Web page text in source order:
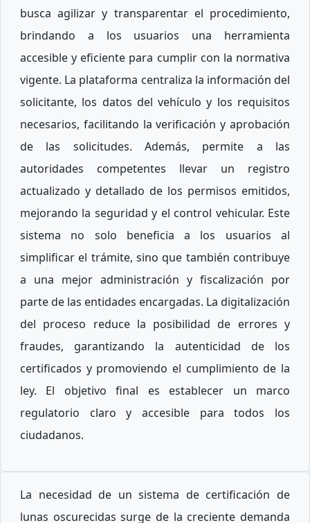
busca agilizar y transparentar el procedimiento,
brindando a los usuarios una herramienta
accesible y eficiente para cumplir con la normativa
vigente. La plataforma centraliza la información del
solicitante, los datos del vehículo y los requisitos
necesarios, facilitando la verificación y aprobación
de las solicitudes. Además, permite a las
autoridades competentes llevar un registro
actualizado y detallado de los permisos emitidos,
mejorando la seguridad y el control vehicular. Este
sistema no solo beneficia a los usuarios al
simplificar el trámite, sino que también contribuye
a una mejor administración y fiscalización por
parte de las entidades encargadas. La digitalización
del proceso reduce la posibilidad de errores y
fraudes, garantizando la autenticidad de los
certificados y promoviendo el cumplimiento de la
ley. El objetivo final es establecer un marco
regulatorio claro y accesible para todos los
ciudadanos.
La necesidad de un sistema de certificación de
lunas oscurecidas surge de la creciente demanda